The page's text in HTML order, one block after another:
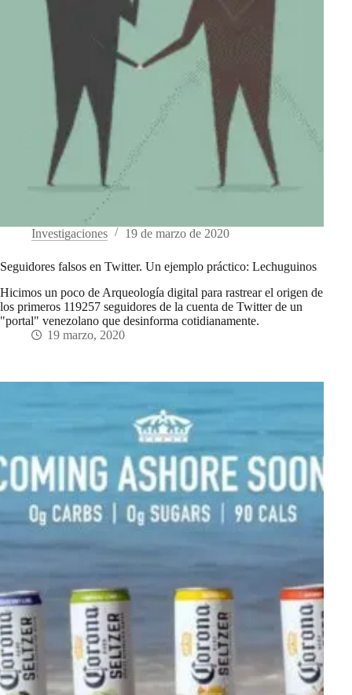
Investigaciones 19 de marzo de 2020
Seguidores falsos en Twitter. Un ejemplo práctico: Lechuguinos
Hicimos un poco de Arqueología digital para rastrear el origen de
los primeros 119257 seguidores de la cuenta de Twitter de un
"portal" venezolano que desinforma cotidianamente.
19 marzo, 2020